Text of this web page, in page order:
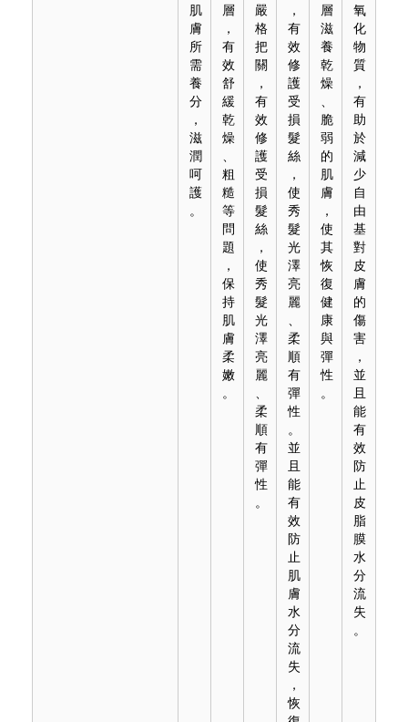
肌
膚
所
需
養
分
，
滋
潤
呵
護
。
層
，
有
效
舒
緩
乾
燥
粗
糙
等
問
題
，
保
持
肌
膚
柔
嫩
。
嚴
格
把
關
，
有
效
修
護
受
損
髮
絲
，
使
秀
髮
光
澤
亮
麗
柔
順
有
彈
性
。
，
有
效
修
護
受
損
髮
絲
，
使
秀
髮
光
澤
亮
麗
柔
順
有
彈
性
。
並
且
能
有
效
防
止
肌
膚
水
分
流
失
，
恢
層
滋
養
乾
燥
脆
弱
的
肌
膚
，
使
其
恢
復
健
康
與
彈
性
。
氧
化
物
質
，
有
助
於
減
少
自
由
基
對
皮
膚
的
傷
害
，
並
且
能
有
效
防
止
皮
脂
膜
水
分
流
失
。